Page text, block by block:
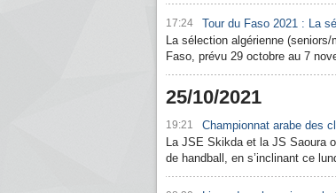
17:24
Tour du Faso 2021 : La
La sélection algérienne
Faso, prévu 29 octobre au 7
25/10/2021
19:21
Championnat arabe des
La JSE Skikda et la JS Saoura
de handball, en s’inclinant ce